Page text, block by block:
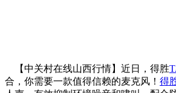
【中关村在线山西行情】近日，得胜
合，你需要一款值得信赖的麦克风！ 得